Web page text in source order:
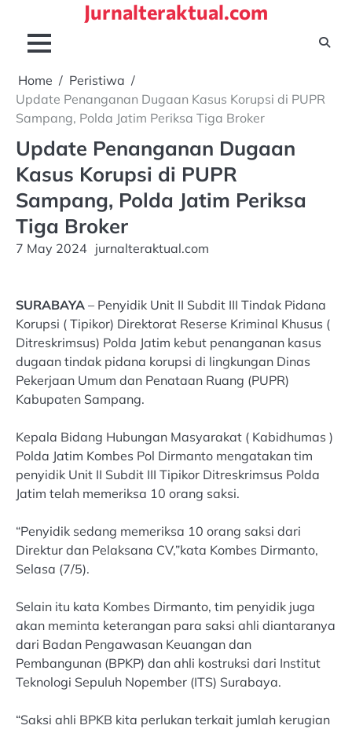
content
Jurnalteraktual.com
Home
Peristiwa
Update Penanganan Dugaan Kasus Korupsi di PUPR
Sampang, Polda Jatim Periksa Tiga Broker
Update Penanganan Dugaan
Kasus Korupsi di PUPR
Sampang, Polda Jatim Periksa
Tiga Broker
7 May 2024 jurnalteraktual.com
SURABAYA – Penyidik Unit II Subdit III Tindak Pidana
Korupsi ( Tipikor) Direktorat Reserse Kriminal Khusus (
Ditreskrimsus) Polda Jatim kebut penanganan kasus
dugaan tindak pidana korupsi di lingkungan Dinas
Pekerjaan Umum dan Penataan Ruang (PUPR)
Kabupaten Sampang.
Kepala Bidang Hubungan Masyarakat ( Kabidhumas )
Polda Jatim Kombes Pol Dirmanto mengatakan tim
penyidik Unit II Subdit III Tipikor Ditreskrimsus Polda
Jatim telah memeriksa 10 orang saksi.
“Penyidik sedang memeriksa 10 orang saksi dari
Direktur dan Pelaksana CV,”kata Kombes Dirmanto,
Selasa (7/5).
Selain itu kata Kombes Dirmanto, tim penyidik juga
akan meminta keterangan para saksi ahli diantaranya
dari Badan Pengawasan Keuangan dan
Pembangunan (BPKP) dan ahli kostruksi dari Institut
Teknologi Sepuluh Nopember (ITS) Surabaya.
“Saksi ahli BPKB kita perlukan terkait jumlah kerugian